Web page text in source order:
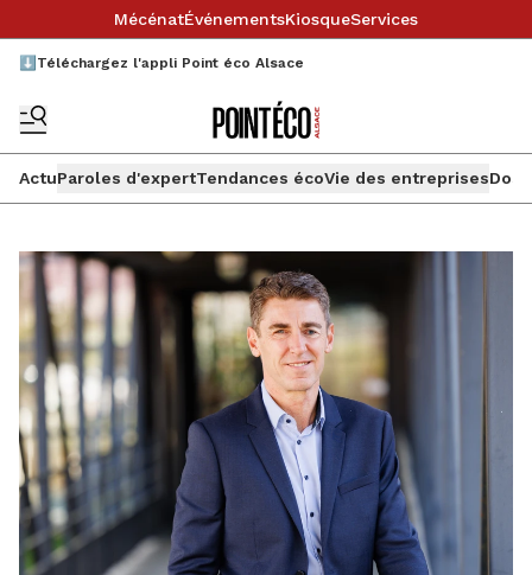
MécénatÉvénementsKiosqueServices
⬇️Téléchargez l'appli Point éco Alsace
ActuParoles d'expertTendances écoVie des entreprises